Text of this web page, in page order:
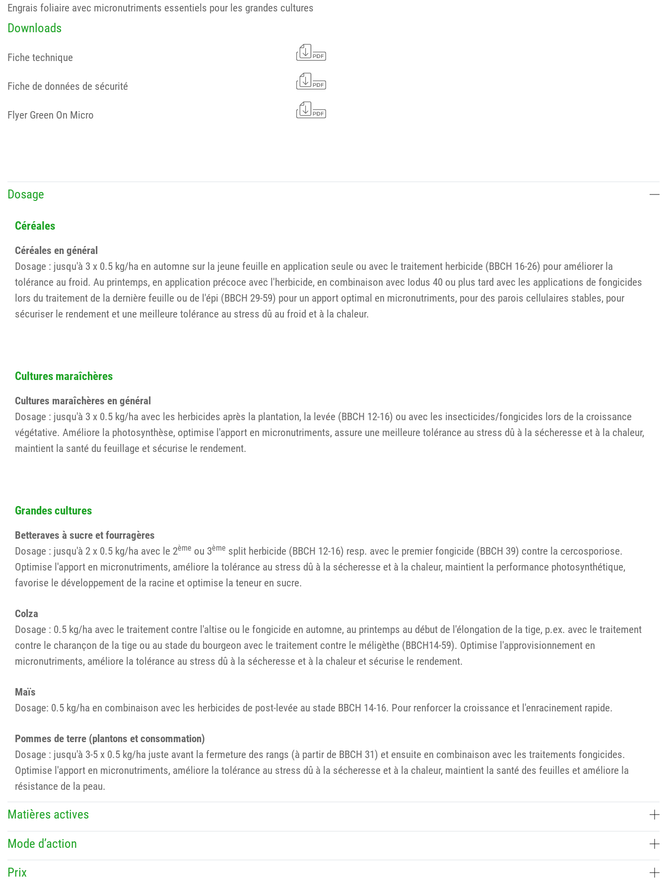
Engrais foliaire avec micronutriments essentiels pour les grandes cultures
Downloads
Fiche technique
Fiche de données de sécurité
Flyer Green On Micro
Dosage
Céréales
Céréales en général
Dosage : jusqu'à 3 x 0.5 kg/ha en automne sur la jeune feuille en application seule ou avec le traitement herbicide (BBCH 16-26) pour améliorer la
tolérance au froid. Au printemps, en application précoce avec l'herbicide, en combinaison avec Iodus 40 ou plus tard avec les applications de fongicides
lors du traitement de la dernière feuille ou de l'épi (BBCH 29-59) pour un apport optimal en micronutriments, pour des parois cellulaires stables, pour
sécuriser le rendement et une meilleure tolérance au stress dû au froid et à la chaleur.
Cultures maraîchères
Cultures maraîchères en général
Dosage : jusqu'à 3 x 0.5 kg/ha avec les herbicides après la plantation, la levée (BBCH 12-16) ou avec les insecticides/fongicides lors de la croissance
végétative. Améliore la photosynthèse, optimise l'apport en micronutriments, assure une meilleure tolérance au stress dû à la sécheresse et à la chaleur,
maintient la santé du feuillage et sécurise le rendement.
Grandes cultures
Betteraves à sucre et fourragères
Dosage : jusqu'à 2 x 0.5 kg/ha avec le 2ème ou 3ème split herbicide (BBCH 12-16) resp. avec le premier fongicide (BBCH 39) contre la cercosporiose.
Optimise l'apport en micronutriments, améliore la tolérance au stress dû à la sécheresse et à la chaleur, maintient la performance photosynthétique,
favorise le développement de la racine et optimise la teneur en sucre.
Colza
Dosage : 0.5 kg/ha avec le traitement contre l'altise ou le fongicide en automne, au printemps au début de l'élongation de la tige, p.ex. avec le traitement
contre le charançon de la tige ou au stade du bourgeon avec le traitement contre le méligèthe (BBCH14-59). Optimise l'approvisionnement en
micronutriments, améliore la tolérance au stress dû à la sécheresse et à la chaleur et sécurise le rendement.
Maïs
Dosage: 0.5 kg/ha en combinaison avec les herbicides de post-levée au stade BBCH 14-16. Pour renforcer la croissance et l'enracinement rapide.
Pommes de terre (plantons et consommation)
Dosage : jusqu'à 3-5 x 0.5 kg/ha juste avant la fermeture des rangs (à partir de BBCH 31) et ensuite en combinaison avec les traitements fongicides.
Optimise l'apport en micronutriments, améliore la tolérance au stress dû à la sécheresse et à la chaleur, maintient la santé des feuilles et améliore la
résistance de la peau.
Matières actives
Mode d’action
Prix